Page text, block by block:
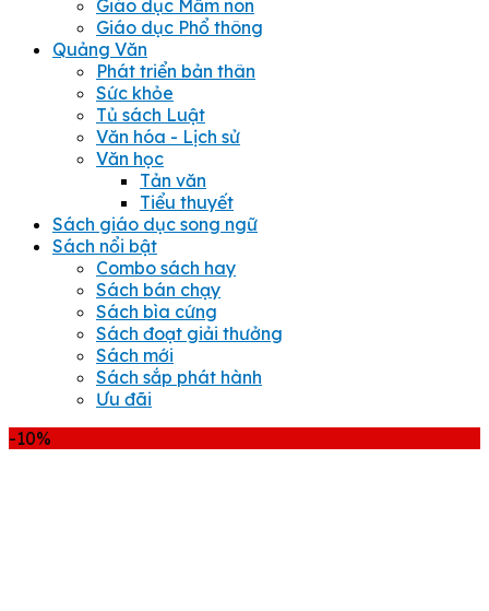
Giáo dục Mầm non
Giáo dục Phổ thông
Quảng Văn
Phát triển bản thân
Sức khỏe
Tủ sách Luật
Văn hóa - Lịch sử
Văn học
Tản văn
Tiểu thuyết
Sách giáo dục song ngữ
Sách nổi bật
Combo sách hay
Sách bán chạy
Sách bìa cứng
Sách đoạt giải thưởng
Sách mới
Sách sắp phát hành
Ưu đãi
-10%